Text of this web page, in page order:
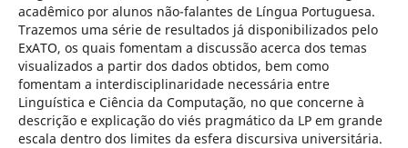
acadêmico por alunos não-falantes de Língua Portuguesa.
Trazemos uma série de resultados já disponibilizados pelo
ExATO, os quais fomentam a discussão acerca dos temas
visualizados a partir dos dados obtidos, bem como
fomentam a interdisciplinaridade necessária entre
Linguística e Ciência da Computação, no que concerne à
descrição e explicação do viés pragmático da LP em grande
escala dentro dos limites da esfera discursiva universitária.